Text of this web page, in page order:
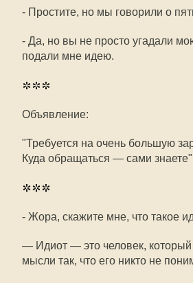
- Простите, но мы говорили о
- Да, но вы не просто угадали
подали мне идею.
***
Объявление:
"Требуется на очень большую
Куда обращаться — сами
***
- Жора, скажите мне, что такое
— Идиот — это человек,
мысли так, что его никто не